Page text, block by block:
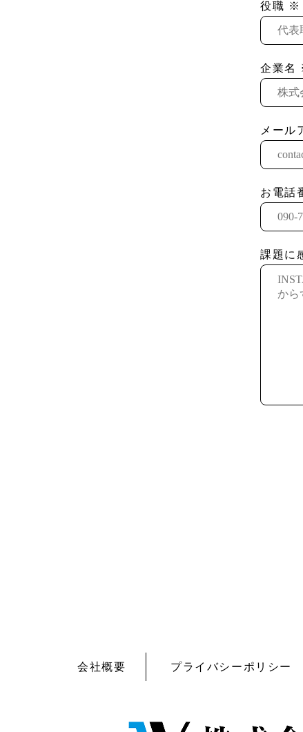
役職 ※
企業名
メール
お電話
課題に
会社概要 プライバシーポリシー